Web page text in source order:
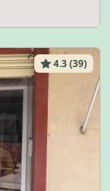
4.3 (39)